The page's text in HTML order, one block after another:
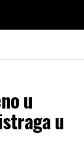
u
u